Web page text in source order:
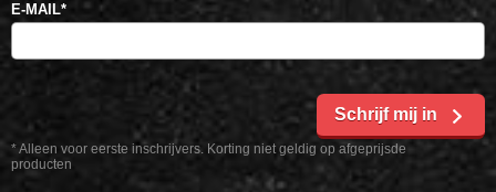
* Alleen voor eerste inschrijvers. Korting niet geldig op afgeprijsde
producten
E-MAIL*
Schrijf mij in